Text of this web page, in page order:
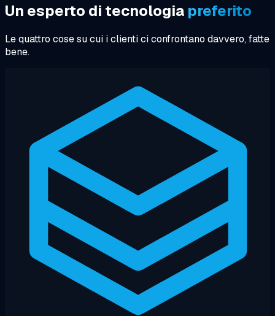
Un esperto di tecnologia preferito
Le quattro cose su cui i clienti ci confrontano davvero, fatte
bene.